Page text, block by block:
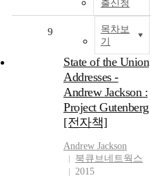
출신청
목차보
기
9
State of the Union
Addresses -
Andrew Jackson :
Project Gutenberg
[전자책]
Andrew Jackson
북큐브네트웍스
2015